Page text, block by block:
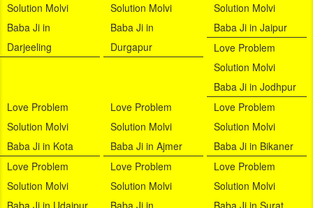
Solution Molvi
Baba Ji in
Darjeeling
Solution Molvi
Baba Ji in
Durgapur
Solution Molvi
Baba Ji in Jaipur
Love Problem
Solution Molvi
Baba Ji in Jodhpur
Love Problem
Solution Molvi
Baba Ji in Kota
Love Problem
Solution Molvi
Baba Ji in Ajmer
Love Problem
Solution Molvi
Baba Ji in Bikaner
Love Problem
Solution Molvi
Love Problem
Solution Molvi
Love Problem
Solution Molvi